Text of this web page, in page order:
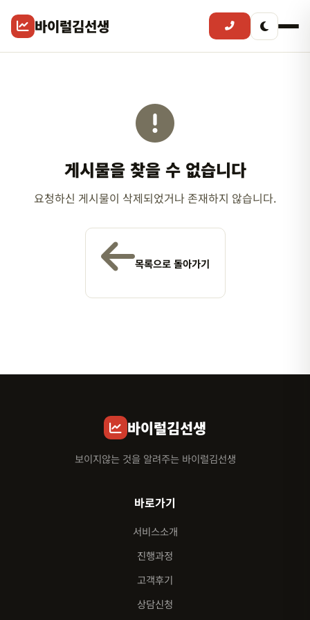
바이럴김선생
게시물을 찾을 수 없습니다
요청하신 게시물이 삭제되었거나 존재하지 않습니다.
목록으로 돌아가기
바이럴김선생
보이지않는 것을 알려주는 바이럴김선생
바로가기
서비스소개
진행과정
고객후기
상담신청